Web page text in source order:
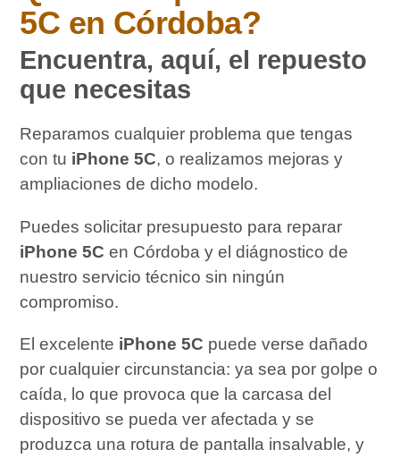
5C en Córdoba?
Encuentra, aquí, el repuesto
que necesitas
Reparamos cualquier problema que tengas
con tu iPhone 5C, o realizamos mejoras y
ampliaciones de dicho modelo.
Puedes solicitar presupuesto para reparar
iPhone 5C en Córdoba y el diágnostico de
nuestro servicio técnico sin ningún
compromiso.
El excelente iPhone 5C puede verse dañado
por cualquier circunstancia: ya sea por golpe o
caída, lo que provoca que la carcasa del
dispositivo se pueda ver afectada y se
produzca una rotura de pantalla insalvable, y